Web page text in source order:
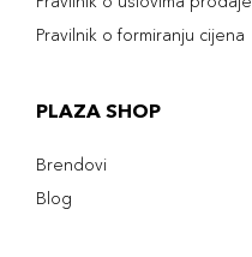
Pravilnik o formiranju cijena
PLAZA SHOP
Brendovi
Blog